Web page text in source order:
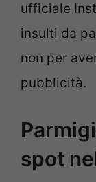
ufficiale
insulti da
non per
pubblicità.
spot